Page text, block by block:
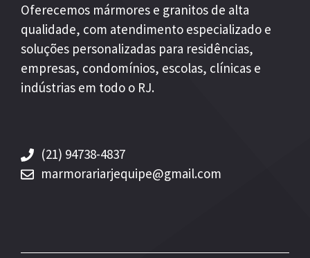
Oferecemos mármores e granitos de alta
qualidade, com atendimento especializado e
soluções personalizadas para residências,
empresas, condomínios, escolas, clínicas e
indústrias em todo o RJ.
(21) 94738-4837
marmorariarjequipe@gmail.com